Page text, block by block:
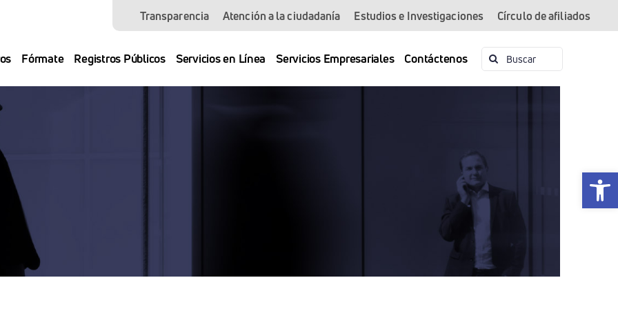
Abrir
Transparencia Atención a la ciudadanía Estudios e Investigaciones Círculo de afiliados
Fórmate Registros Públicos Servicios en Línea Servicios Empresariales Contáctenos Buscar: